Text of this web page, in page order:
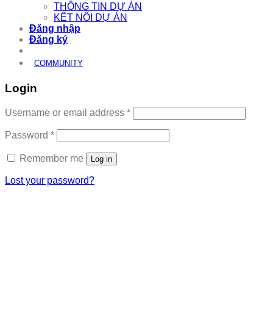
THÔNG TIN DỰ ÁN
KẾT NỐI DỰ ÁN
Đăng nhập
Đăng ký
COMMUNITY
Login
Username or email address *Required
Password *Required
Remember me Log in
Lost your password?